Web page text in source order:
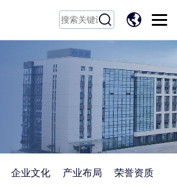
EN
企业文化 产业布局 荣誉资质